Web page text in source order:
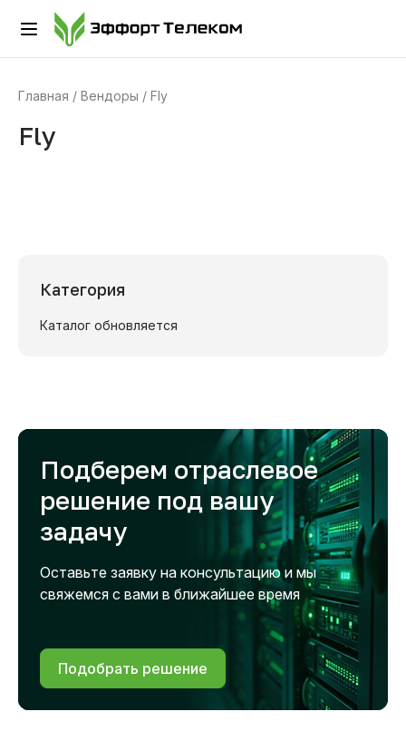
Главная Вендоры Fly
Fly
Категория
Каталог обновляется
Подберем отраслевое
решение под вашу
задачу
Оставьте заявку на консультацию и мы
свяжемся с вами в ближайшее время
Подобрать решение